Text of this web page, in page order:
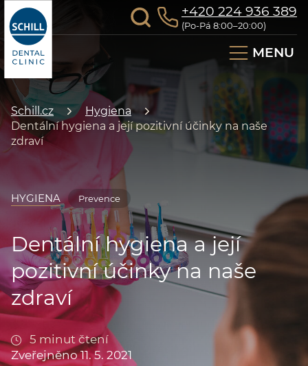
+420 224 936 389
(Po-Pá 8:00–20:00)
MENU
Schill.cz
Hygiena
Dentální hygiena a její pozitivní účinky na naše
zdraví
HYGIENA Prevence
Dentální hygiena a její
pozitivní účinky na naše
zdraví
5 minut čtení
Zveřejněno 11. 5. 2021